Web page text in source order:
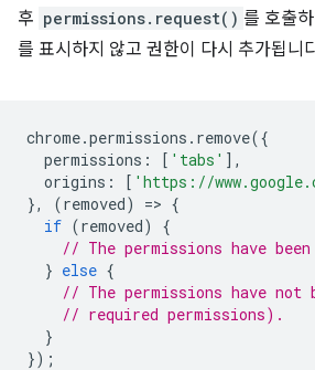
후 permissions.request() 를 호출
를 표시하지 않고 권한이 다시 추가됩니
chrome.permissions . remove({
permissions : [ 'tabs' ],
origins : [ 'https://
},
(removed) => {
if (removed)
{
// The permissions have been
} else {
// The permissions have not
// required permissions).
}
});